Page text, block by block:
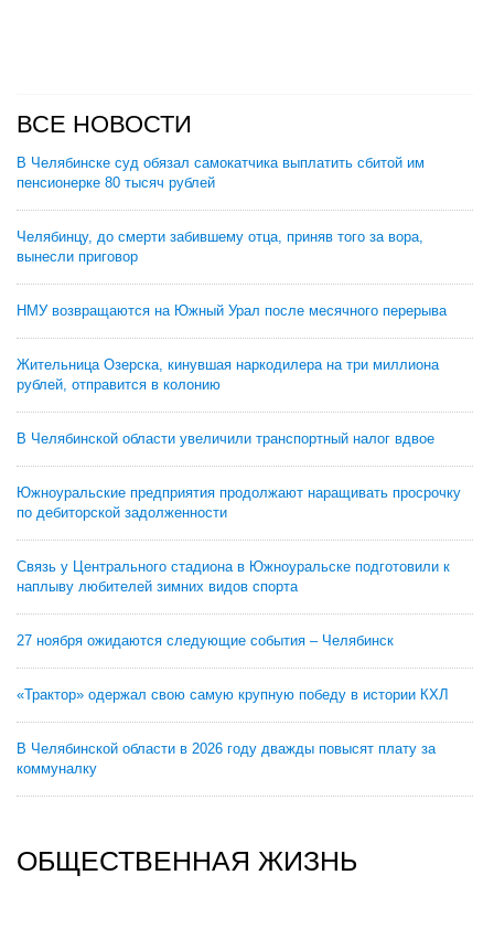
ВСЕ НОВОСТИ
В Челябинске суд обязал самокатчика выплатить сбитой им
пенсионерке 80 тысяч рублей
Челябинцу, до смерти забившему отца, приняв того за вора,
вынесли приговор
НМУ возвращаются на Южный Урал после месячного перерыва
Жительница Озерска, кинувшая наркодилера на три миллиона
рублей, отправится в колонию
В Челябинской области увеличили транспортный налог вдвое
Южноуральские предприятия продолжают наращивать просрочку
по дебиторской задолженности
Связь у Центрального стадиона в Южноуральске подготовили к
наплыву любителей зимних видов спорта
27 ноября ожидаются следующие события – Челябинск
«Трактор» одержал свою самую крупную победу в истории КХЛ
В Челябинской области в 2026 году дважды повысят плату за
коммуналку
ОБЩЕСТВЕННАЯ ЖИЗНЬ